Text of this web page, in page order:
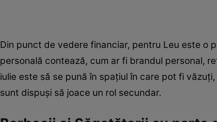
Din punct de vedere financiar, pentru Leu este o
personală contează, cum ar fi brandul personal,
iulie este să se pună în spațiul în care pot fi
sunt dispuși să joace un rol secundar.